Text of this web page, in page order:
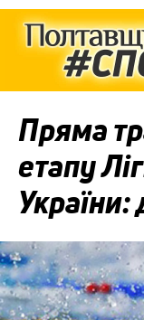
Пряма
етапу
України: